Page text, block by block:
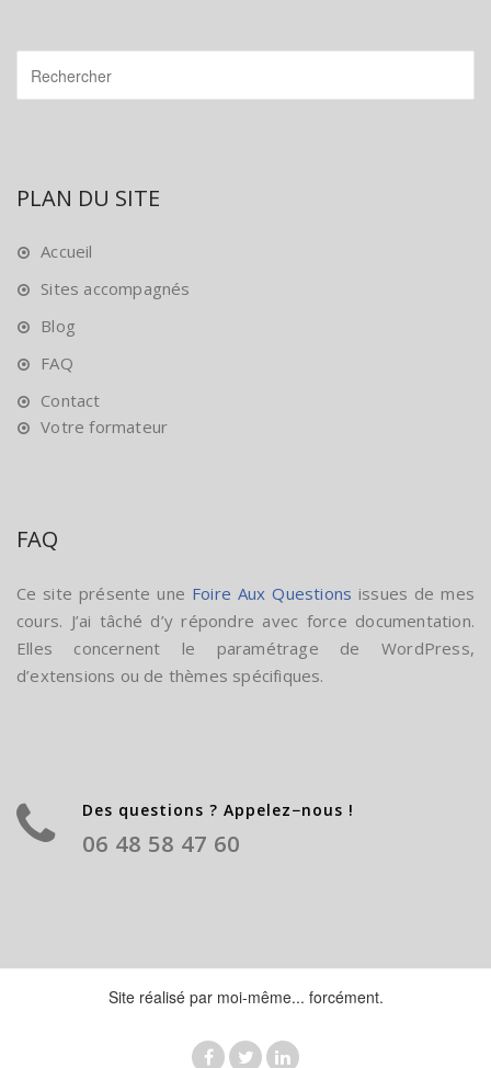
PLAN DU SITE
Accueil
Sites accompagnés
Blog
FAQ
Contact
Votre formateur
FAQ
Ce site présente une Foire Aux Questions issues de mes
cours. J’ai tâché d’y répondre avec force documentation.
Elles concernent le paramétrage de WordPress,
d’extensions ou de thèmes spécifiques.
Des questions ? Appelez−nous !
06 48 58 47 60
Site réalisé par moi-même... forcément.